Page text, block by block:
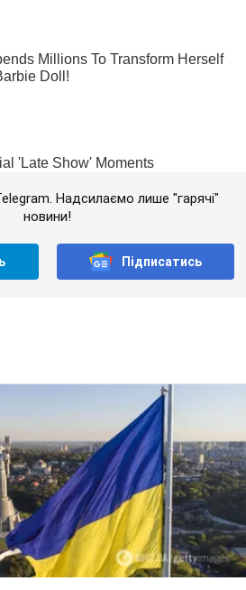
Надсилаємо лише "гарячі"
новини!
Підписатись